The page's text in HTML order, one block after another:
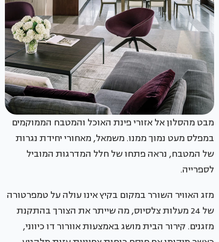
מבט מהסלון אל אזורי פינת האוכל והמטבח הממוקמים
במפלס מעט נמוך ממנו. משמאל, מאחורי יחידת נגרות
של המטבח, נראה פתחו של חלל המדרגות המוביל
לספרייה.
מזג האוויר השורר במקום בקיץ אינו עולה על טמפרטורה
של 24 מעלות צלסיוס, מה שייתר את הצורך בהתקנת
מזגנים. קירור הבית מושג באמצעות אוורור דו כיווני,